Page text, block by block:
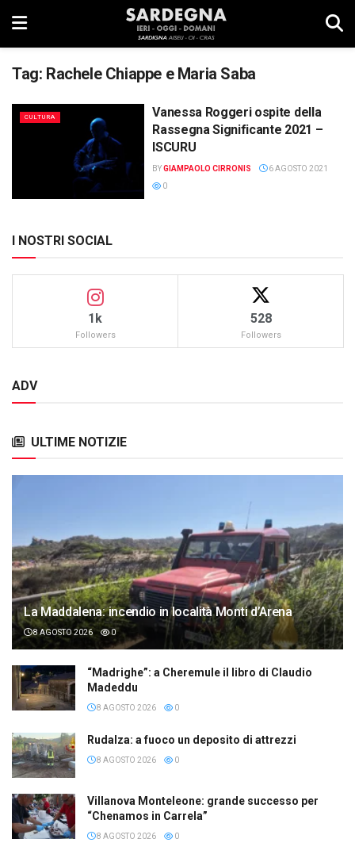
Tag: Rachele Chiappe e Maria Saba
CULTURA
Vanessa Roggeri ospite della
Rassegna Significante 2021 –
ISCURU
BYGIAMPAOLO CIRRONIS
6 AGOSTO 2021
0
I NOSTRI SOCIAL
1k
Followers
528
Followers
ADV
ULTIME NOTIZIE
La Maddalena: incendio in località Monti d’Arena
8 AGOSTO 2026 0
“Madrighe”: a Cheremule il libro di Claudio
Madeddu
8 AGOSTO 2026 0
Rudalza: a fuoco un deposito di attrezzi
8 AGOSTO 2026 0
Villanova Monteleone: grande successo per
“Chenamos in Carrela”
8 AGOSTO 2026 0